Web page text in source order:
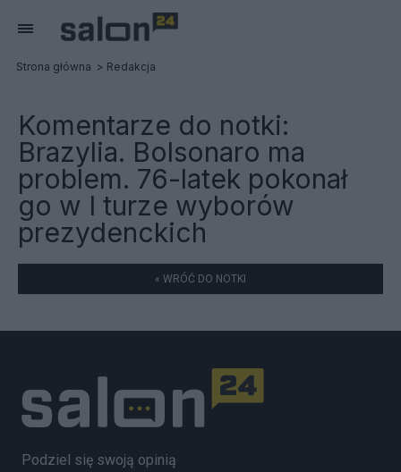
Strona główna Redakcja
Komentarze do notki:
Brazylia. Bolsonaro ma
problem. 76-latek pokonał
go w I turze wyborów
prezydenckich
« WRÓĆ DO NOTKI
Podziel się swoją opinią